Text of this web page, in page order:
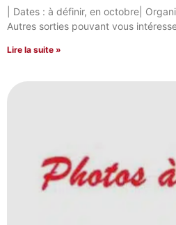
| Dates : à définir, en octobre|
Autres sorties pouvant vous
Lire la suite »